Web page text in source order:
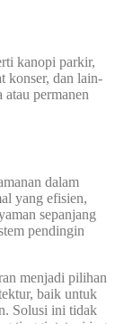
kanopi parkir,
konser, dan lain-
atau permanen
dalam
yang efisien,
sepanjang
pendingin
menjadi pilihan
baik untuk
Solusi ini tidak